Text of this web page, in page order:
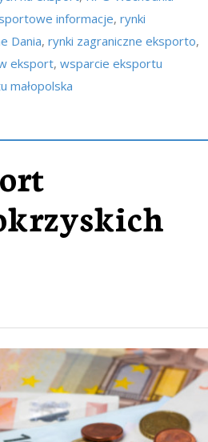
informacje, rynki
Dania, rynki zagraniczne eksporto,
eksport, wsparcie eksportu
małopolska